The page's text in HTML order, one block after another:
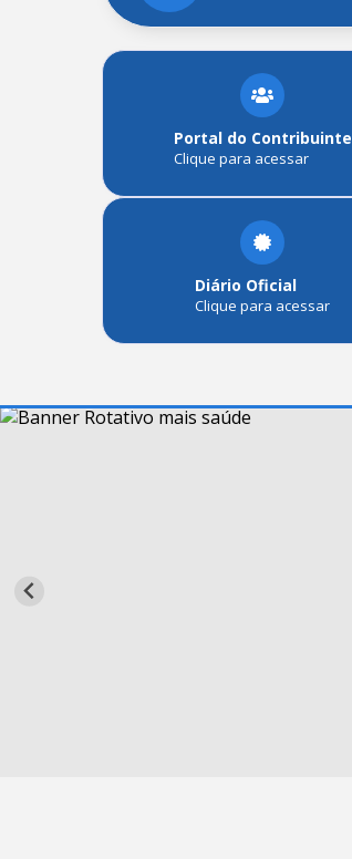
Portal do Contribuinte
Clique para acessar
Diário Oficial
Clique para acessar